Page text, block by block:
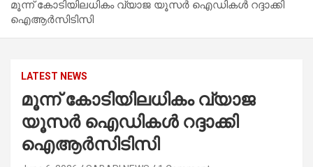
മൂന്ന് കോടിയിലധികം വ്യാജ യൂസര്‍ ഐഡികള്‍ റദ്ദാക്കി
ഐആര്‍സിടിസി
LATEST NEWS
മൂന്ന് കോടിയിലധികം വ്യാജ
യൂസര്‍ ഐഡികള്‍ റദ്ദാക്കി
ഐആര്‍സിടിസി